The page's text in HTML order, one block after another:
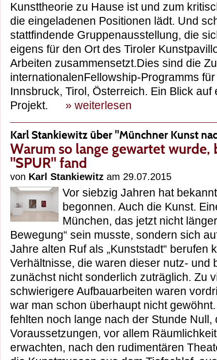
Kunsttheorie zu Hause ist und zum
die eingeladenen Positionen lädt. Und
stattfindende Gruppenausstellung, die
eigens für den Ort des Tiroler
Arbeiten zusammensetzt.Dies sind die
internationalenFellowship-Programms
Innsbruck, Tirol, Österreich. Ein Blick
Projekt. » weiterlesen
Karl Stankiewitz über "Münchner Kunst
Warum so lange gewartet wurde,
"SPUR" fand
von Karl Stankiewitz am 29.07.2015
Vor siebzig Jahren hat
begonnen. Auch die Kunst.
München, das jetzt nicht
Bewegung“ sein musste, sondern sich
Jahre alten Ruf als „Kunststadt“ berufen
Verhältnisse, die waren dieser nutz- und
zunächst nicht sonderlich zuträglich. Zu
schwierigere Aufbauarbeiten waren
war man schon überhaupt nicht
fehlten noch lange nach der Stunde Null,
Voraussetzungen, vor allem
erwachten, nach den rudimentären